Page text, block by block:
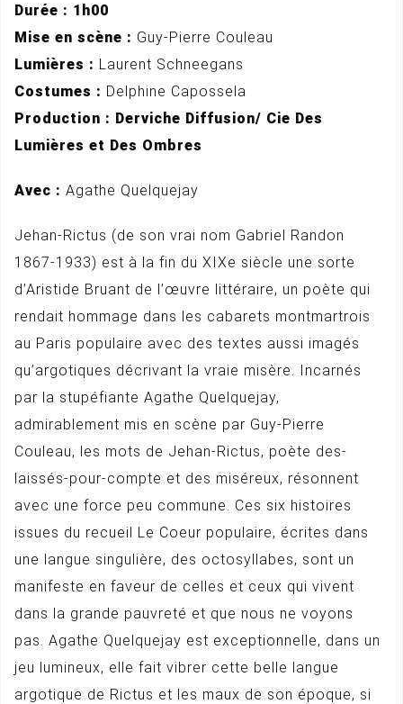
Durée : 1h00
Mise en scène : Guy-Pierre Couleau
Lumières : Laurent Schneegans
Costumes : Delphine Capossela
Production : Derviche Diffusion/ Cie Des
Lumières et Des Ombres
Avec : Agathe Quelquejay
Jehan-Rictus (de son vrai nom Gabriel Randon
1867-1933) est à la fin du XIXe siècle une sorte
d’Aristide Bruant de l’œuvre littéraire, un poète qui
rendait hommage dans les cabarets montmartrois
au Paris populaire avec des textes aussi imagés
qu’argotiques décrivant la vraie misère. Incarnés
par la stupéfiante Agathe Quelquejay,
admirablement mis en scène par Guy-Pierre
Couleau, les mots de Jehan-Rictus, poète des-
laissés-pour-compte et des miséreux, résonnent
avec une force peu commune. Ces six histoires
issues du recueil Le Coeur populaire, écrites dans
une langue singulière, des octosyllabes, sont un
manifeste en faveur de celles et ceux qui vivent
dans la grande pauvreté et que nous ne voyons
pas. Agathe Quelquejay est exceptionnelle, dans un
jeu lumineux, elle fait vibrer cette belle langue
argotique de Rictus et les maux de son époque, si